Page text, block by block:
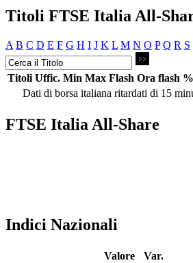
Titoli FTSE Italia All-
A B C D E F G H I J K L M N O P Q R S
Titoli Uffic. Min Max Flash Ora flash
Dati di borsa italiana ritardati di 15
FTSE Italia All-Share
Indici Nazionali
Valore
Var.